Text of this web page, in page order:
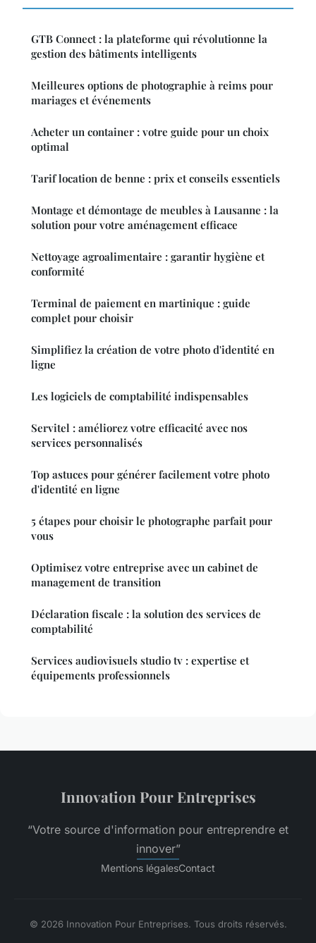
GTB Connect : la plateforme qui révolutionne la
gestion des bâtiments intelligents
Meilleures options de photographie à reims pour
mariages et événements
Acheter un container : votre guide pour un choix
optimal
Tarif location de benne : prix et conseils essentiels
Montage et démontage de meubles à Lausanne : la
solution pour votre aménagement efficace
Nettoyage agroalimentaire : garantir hygiène et
conformité
Terminal de paiement en martinique : guide
complet pour choisir
Simplifiez la création de votre photo d'identité en
ligne
Les logiciels de comptabilité indispensables
Servitel : améliorez votre efficacité avec nos
services personnalisés
Top astuces pour générer facilement votre photo
d'identité en ligne
5 étapes pour choisir le photographe parfait pour
vous
Optimisez votre entreprise avec un cabinet de
management de transition
Déclaration fiscale : la solution des services de
comptabilité
Services audiovisuels studio tv : expertise et
équipements professionnels
Innovation Pour Entreprises
“Votre source d'information pour entreprendre et
innover”
Mentions légalesContact
© 2026 Innovation Pour Entreprises. Tous droits réservés.